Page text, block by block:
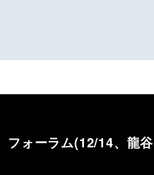
フォーラム(12/14、龍谷